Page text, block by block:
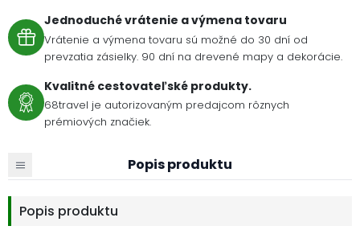
Jednoduché vrátenie a výmena tovaru
Vrátenie a výmena tovaru sú možné do 30 dní od
prevzatia zásielky. 90 dní na drevené mapy a dekorácie.
Kvalitné cestovateľské produkty.
68travel je autorizovaným predajcom rôznych
prémiových značiek.
Popis produktu
Popis produktu